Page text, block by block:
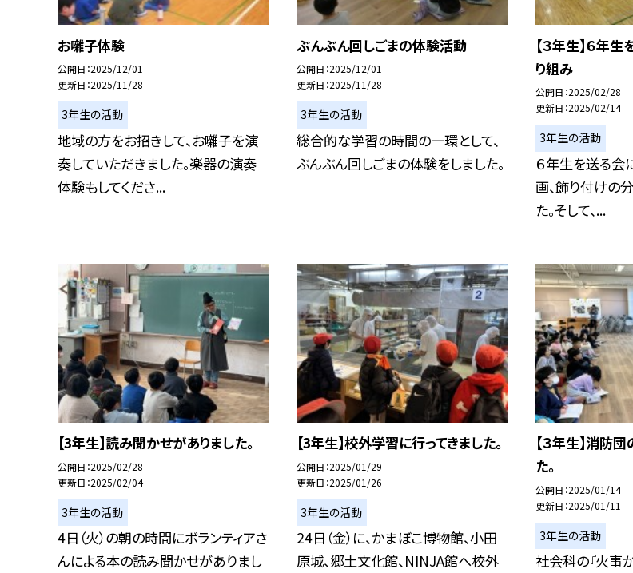
お囃子体験
公開日 2025/12/01
更新日 2025/11/28
3年生の活動
地域の方をお招きして、お囃子を演
奏していただきました。楽器の演奏
体験もしてくださ...
ぶんぶん回しごまの体験活動
公開日 2025/12/01
更新日 2025/11/28
3年生の活動
総合的な学習の時間の一環として、
ぶんぶん回しごまの体験をしました。
【３年生】６年
り組み
公開日 2025/02/28
更新日 2025/02/14
3年生の活動
６年生を送る会
画、飾り付けの
た。そして、...
【3年生】読み聞かせがありました。
公開日 2025/02/28
更新日 2025/02/04
3年生の活動
4日（火）の朝の時間にボランティアさ
んによる本の読み聞かせがありまし
【3年生】校外学習に行ってきました。
公開日 2025/01/29
更新日 2025/01/26
3年生の活動
24日（金）に、かまぼこ博物館、小田
原城、郷土文化館、NINJA館へ校外
【３年生】消防
た。
公開日 2025/01/14
更新日 2025/01/11
3年生の活動
社会科の『火事